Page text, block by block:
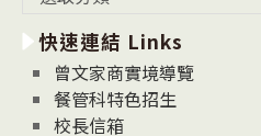
消
息
News
快速連結 Links
曾文家商實境導覽
餐管科特色招生
校長信箱